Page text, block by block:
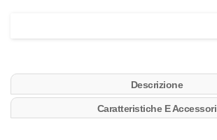
Descrizione
Caratteristiche E Accessori